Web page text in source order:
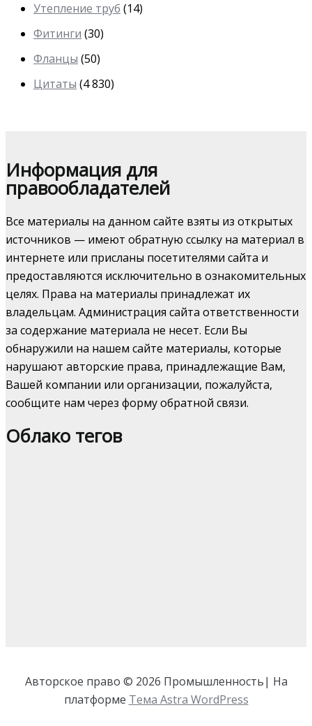
Утепление труб (14)
Фитинги (30)
Фланцы (50)
Цитаты (4 830)
Информация для
правообладателей
Все материалы на данном сайте взяты из открытых
источников — имеют обратную ссылку на материал в
интернете или присланы посетителями сайта и
предоставляются исключительно в ознакомительных
целях. Права на материалы принадлежат их
владельцам. Администрация сайта ответственности
за содержание материала не несет. Если Вы
обнаружили на нашем сайте материалы, которые
нарушают авторские права, принадлежащие Вам,
Вашей компании или организации, пожалуйста,
сообщите нам через форму обратной связи.
Облако тегов
Авторское право © 2026 Промышленность| На
платформе Тема Astra WordPress